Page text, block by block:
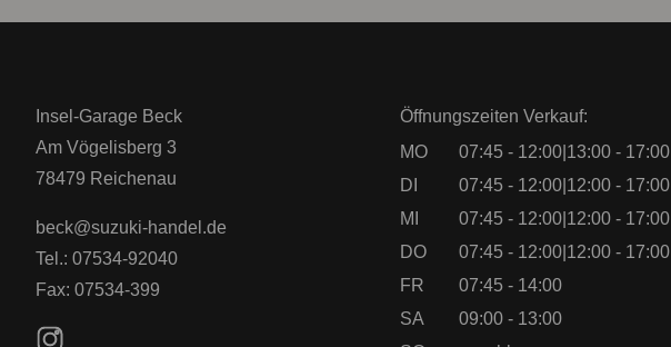
Insel-Garage Beck
Am Vögelisberg 3
78479 Reichenau
beck@suzuki-handel.de
Tel.: 07534-92040
Fax: 07534-399
Öffnungszeiten Verkauf:
MO
07:45 - 12:00|13:00 - 17:00
DI
07:45 - 12:00|12:00 - 17:00
MI
07:45 - 12:00|12:00 - 17:00
DO
07:45 - 12:00|12:00 - 17:00
FR
07:45 - 14:00
SA
09:00 - 13:00